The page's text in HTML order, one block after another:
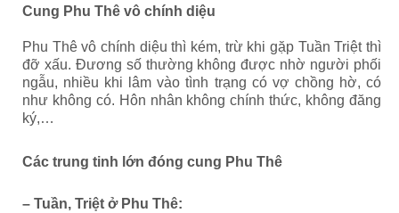
Cung Phu Thê vô chính diệu
Phu Thê vô chính diệu thì kém, trừ khi gặp Tuần Triệt thì
đỡ xấu. Đương số thường không được nhờ người phối
ngẫu, nhiều khi lâm vào tình trạng có vợ chồng hờ, có
như không có. Hôn nhân không chính thức, không đăng
ký,…
Các trung tinh lớn đóng cung Phu Thê
– Tuần, Triệt ở Phu Thê: